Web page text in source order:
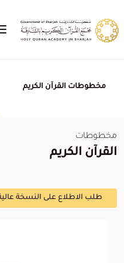
مخطوطات القرآن الكريم
مخطوطات
القرآن الكريم
طلب الاطلاع على النسخة